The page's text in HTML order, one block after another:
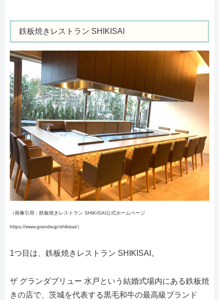
鉄板焼きレストラン SHIKISAI
（画像引用：鉄板焼きレストラン SHIKISAI公式ホームページ
https://www.grandw.jp/shikisai/）
1つ目は、鉄板焼きレストラン SHIKISAI。
ザ グランダブリュー 水戸という結婚式場内にある鉄板焼
きの店で、茨城を代表する黒毛和牛の最高級ブランド